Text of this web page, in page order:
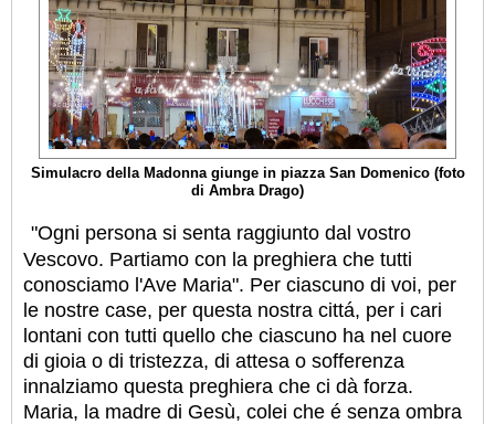
Simulacro della Madonna giunge in piazza San Domenico (foto
di Ambra Drago)
"Ogni persona si senta raggiunto dal vostro
Vescovo. Partiamo con la preghiera che tutti
conosciamo l'Ave Maria". Per ciascuno di voi, per
le nostre case, per questa nostra cittá, per i cari
lontani con tutti quello che ciascuno ha nel cuore
di gioia o di tristezza, di attesa o sofferenza
innalziamo questa preghiera che ci dà forza.
Maria, la madre di Gesù, colei che é senza ombra